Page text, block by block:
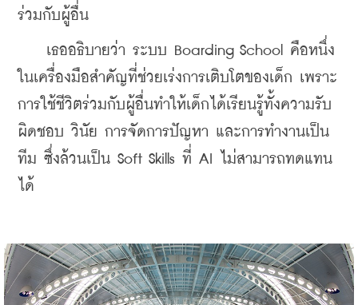
ร่วมกับผู้อื่น
เธออธิบายว่า ระบบ Boarding School คือหนึ่ง
ในเครื่องมือสำคัญที่ช่วยเร่งการเติบโตของเด็ก เพราะ
การใช้ชีวิตร่วมกับผู้อื่นทำให้เด็กได้เรียนรู้ทั้งความรับ
ผิดชอบ วินัย การจัดการปัญหา และการทำงานเป็น
ทีม ซึ่งล้วนเป็น Soft Skills ที่ AI ไม่สามารถทดแทน
ได้